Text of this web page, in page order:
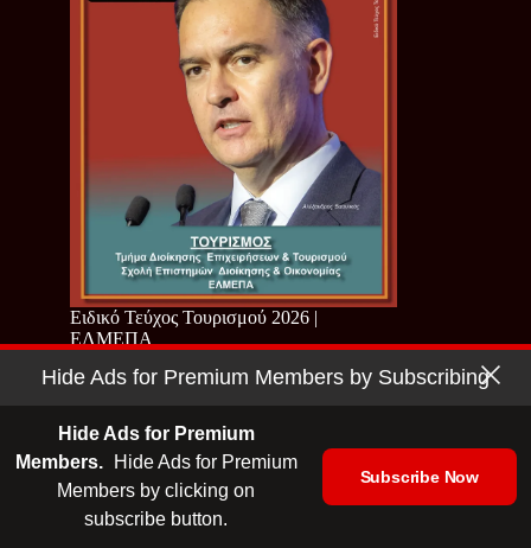
Ειδικό Τεύχος Τουρισμού 2026 |
ΕΛΜΕΠΑ
Hide Ads for Premium Members by Subscribing
Hide Ads for Premium
Members.
Hide Ads for Premium
Members by clicking on
subscribe button.
Subscribe Now